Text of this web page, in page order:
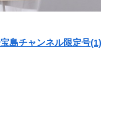
島チャンネル限定号(1)